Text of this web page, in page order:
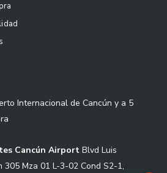
Internacional de Cancún y a 5
Cancún Airport Blvd Luis
305 Mza 01 L-3-02 Cond S2-1,